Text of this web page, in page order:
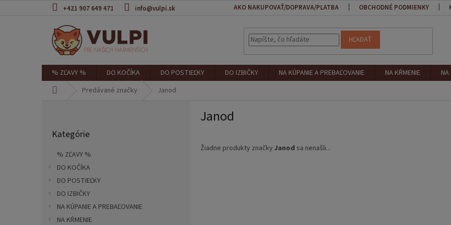
+421 907 649 471 info@vulpi.sk AKO NAKUPOVAŤ/DOPRAVA/PLATBA OBCHODNÉ PODMIENKY
HĽADAŤ
% ZĽAVY % DO KOČÍKA DO POSTIEĽKY DO IZBIČKY NA KÚPANIE A PREBAĽOVANIE NA KŔMENIE
Predávané značky Janod
kategórie
Kategórie
% ZĽAVY %
DO KOČÍKA
DO POSTIEĽKY
DO IZBIČKY
NA KÚPANIE A PREBAĽOVANIE
NA KŔMENIE
Janod
Žiadne produkty značky Janod sa nenašli...